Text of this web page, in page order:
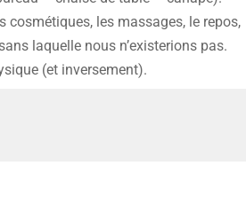
cosmétiques, les massages, le repos,
sans laquelle nous n’existerions pas.
(et inversement).